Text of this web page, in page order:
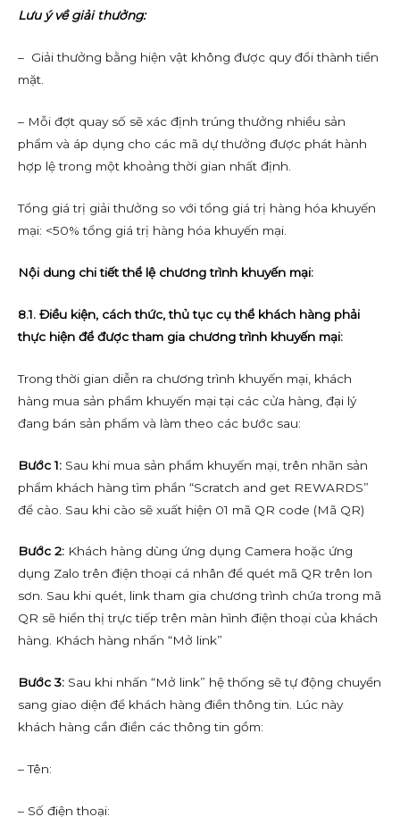
Lưu ý về giải thưởng:
– Giải thưởng bằng hiện vật không được quy đổi thành tiền
mặt.
– Mỗi đợt quay số sẽ xác định trúng thưởng nhiều sản
phẩm và áp dụng cho các mã dự thưởng được phát hành
hợp lệ trong một khoảng thời gian nhất định.
Tổng giá trị giải thưởng so với tổng giá trị hàng hóa khuyến
mại: <50% tổng giá trị hàng hóa khuyến mại.
Nội dung chi tiết thể lệ chương trình khuyến mại:
8.1. Điều kiện, cách thức, thủ tục cụ thể khách hàng phải
thực hiện để được tham gia chương trình khuyến mại:
Trong thời gian diễn ra chương trình khuyến mại, khách
hàng mua sản phẩm khuyến mại tại các cửa hàng, đại lý
đang bán sản phẩm và làm theo các bước sau:
Bước 1: Sau khi mua sản phẩm khuyến mại, trên nhãn sản
phẩm khách hàng tìm phần “Scratch and get REWARDS”
để cào. Sau khi cào sẽ xuất hiện 01 mã QR code (Mã QR)
Bước 2: Khách hàng dùng ứng dụng Camera hoặc ứng
dụng Zalo trên điện thoại cá nhân để quét mã QR trên lon
sơn. Sau khi quét, link tham gia chương trình chứa trong mã
QR sẽ hiển thị trực tiếp trên màn hình điện thoại của khách
hàng. Khách hàng nhấn “Mở link”
Bước 3: Sau khi nhấn “Mở link” hệ thống sẽ tự động chuyển
sang giao diện để khách hàng điền thông tin. Lúc này
khách hàng cần điền các thông tin gồm:
– Tên:
– Số điện thoại: